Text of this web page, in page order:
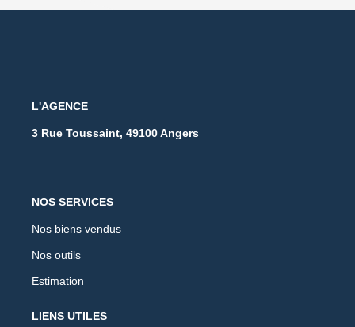
L'AGENCE
3 Rue Toussaint, 49100 Angers
NOS SERVICES
Nos biens vendus
Nos outils
Estimation
LIENS UTILES